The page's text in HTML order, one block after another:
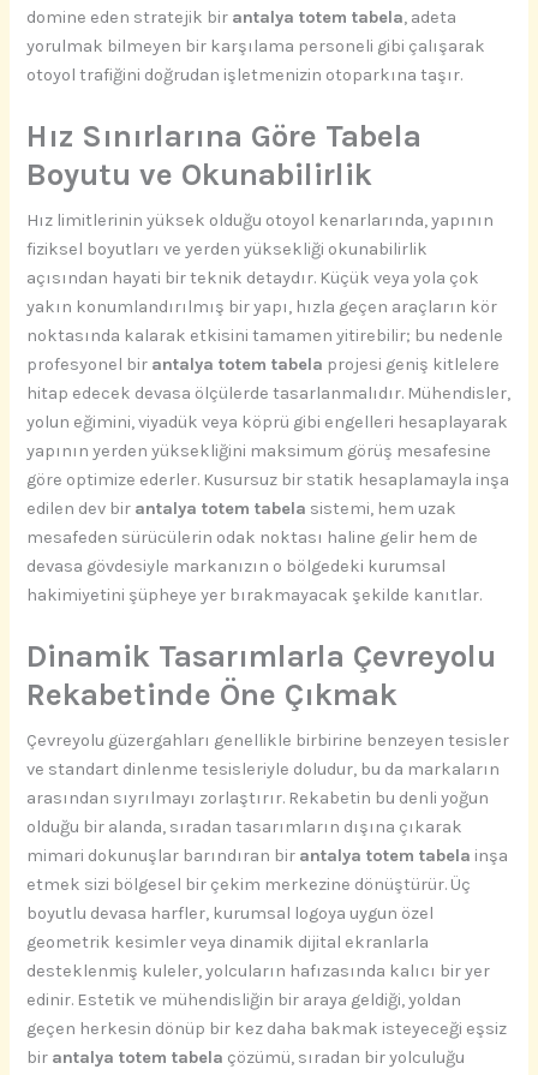
domine eden stratejik bir antalya totem tabela, adeta
yorulmak bilmeyen bir karşılama personeli gibi çalışarak
otoyol trafiğini doğrudan işletmenizin otoparkına taşır.
Hız Sınırlarına Göre Tabela
Boyutu ve Okunabilirlik
Hız limitlerinin yüksek olduğu otoyol kenarlarında, yapının
fiziksel boyutları ve yerden yüksekliği okunabilirlik
açısından hayati bir teknik detaydır. Küçük veya yola çok
yakın konumlandırılmış bir yapı, hızla geçen araçların kör
noktasında kalarak etkisini tamamen yitirebilir; bu nedenle
profesyonel bir antalya totem tabela projesi geniş kitlelere
hitap edecek devasa ölçülerde tasarlanmalıdır. Mühendisler,
yolun eğimini, viyadük veya köprü gibi engelleri hesaplayarak
yapının yerden yüksekliğini maksimum görüş mesafesine
göre optimize ederler. Kusursuz bir statik hesaplamayla inşa
edilen dev bir antalya totem tabela sistemi, hem uzak
mesafeden sürücülerin odak noktası haline gelir hem de
devasa gövdesiyle markanızın o bölgedeki kurumsal
hakimiyetini şüpheye yer bırakmayacak şekilde kanıtlar.
Dinamik Tasarımlarla Çevreyolu
Rekabetinde Öne Çıkmak
Çevreyolu güzergahları genellikle birbirine benzeyen tesisler
ve standart dinlenme tesisleriyle doludur, bu da markaların
arasından sıyrılmayı zorlaştırır. Rekabetin bu denli yoğun
olduğu bir alanda, sıradan tasarımların dışına çıkarak
mimari dokunuşlar barındıran bir antalya totem tabela inşa
etmek sizi bölgesel bir çekim merkezine dönüştürür. Üç
boyutlu devasa harfler, kurumsal logoya uygun özel
geometrik kesimler veya dinamik dijital ekranlarla
desteklenmiş kuleler, yolcuların hafızasında kalıcı bir yer
edinir. Estetik ve mühendisliğin bir araya geldiği, yoldan
geçen herkesin dönüp bir kez daha bakmak isteyeceği eşsiz
bir antalya totem tabela çözümü, sıradan bir yolculuğu